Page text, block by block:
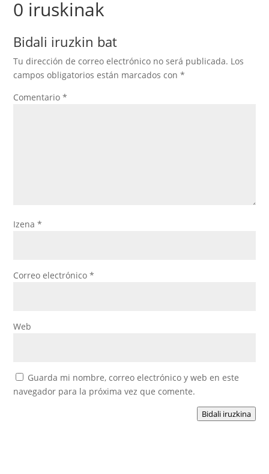
0 iruskinak
Bidali iruzkin bat
Tu dirección de correo electrónico no será publicada. Los
campos obligatorios están marcados con*
Comentario*
Izena*
Correo electrónico*
Web
Guarda mi nombre, correo electrónico y web en este
navegador para la próxima vez que comente.
Bidali iruzkina